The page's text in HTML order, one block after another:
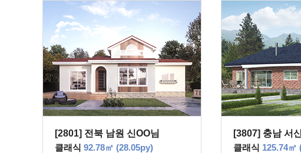
[2801] 전북 남원 신OO님
클래식 92.78㎡ (28.05py)
[3807] 충남 서
클래식 125.74㎡